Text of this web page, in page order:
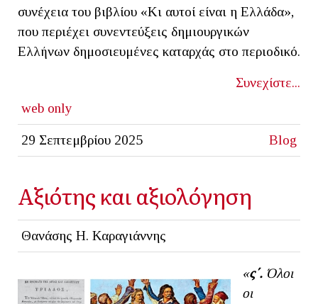
συνέχεια του βιβλίου «Κι αυτοί είναι η Ελλάδα»,
που περιέχει συνεντεύξεις δημιουργικών
Ελλήνων δημοσιευμένες καταρχάς στο περιοδικό.
Συνεχίστε...
web only
29 Σεπτεμβρίου 2025 Blog
Αξιότης και αξιολόγηση
Θανάσης Η. Καραγιάννης
«ς΄. Όλοι
οι